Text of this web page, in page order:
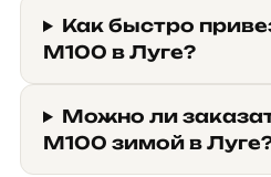
Как быстро
М100 в Луге?
Можно ли
М100 зимой в